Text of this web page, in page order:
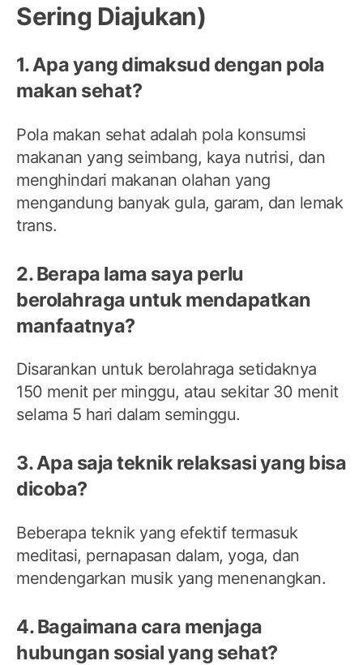
Sering Diajukan)
1. Apa yang dimaksud dengan pola
makan sehat?
Pola makan sehat adalah pola konsumsi
makanan yang seimbang, kaya nutrisi, dan
menghindari makanan olahan yang
mengandung banyak gula, garam, dan lemak
trans.
2. Berapa lama saya perlu
berolahraga untuk mendapatkan
manfaatnya?
Disarankan untuk berolahraga setidaknya
150 menit per minggu, atau sekitar 30 menit
selama 5 hari dalam seminggu.
3. Apa saja teknik relaksasi yang bisa
dicoba?
Beberapa teknik yang efektif termasuk
meditasi, pernapasan dalam, yoga, dan
mendengarkan musik yang menenangkan.
4. Bagaimana cara menjaga
hubungan sosial yang sehat?